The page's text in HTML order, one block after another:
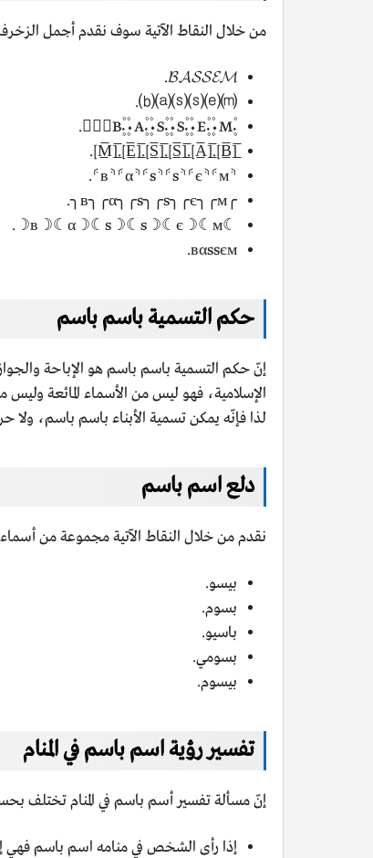
من خلال النقاط الآتية سوف نقدم أجمل
𝓑𝓐𝓢𝓢𝓔𝓜.
⒝⒜⒮⒮⒠⒨.
۰۪۫B۪۫۰۰۪۫A۪۫۰۰۪۫S۪۫۰۰۪۫S۪۫۰۰۪۫E۪۫۰۰۪۫M۪۫۰.
[̲̅B̲̅].[̲̅A̲̅].[̲̅S̲̅].[̲̅S̲̅].[̲̅E̲̅].[̲̅M̲̅].
⸄в⸅⸄α⸅⸄s⸅⸄s⸅⸄є⸅⸄м⸅.
╭в╮╭α╮╭s╮╭s╮╭є╮╭м╮.
☾в☽☾α☽☾s☽☾s☽☾є☽☾м☽.
вαssєм.
حكم التسمية باسم باسم
إنّ حكم التسمية باسم باسم هو الإباحة
الإسلامية، فهو ليس من الأسماء المائعة وليس
لذا فإنّه يمكن تسمية الأبناء باسم باسم، ولا
دلع اسم باسم
نقدم من خلال النقاط الآتية مجموعة من أسماء
بيسو.
بسوم.
باسيو.
بسومي.
بيسوم.
تفسير رؤية اسم باسم في المنام
إنّ مسألة تفسير أسم باسم في المنام تختلف
إذا رأى الشخص في منامه اسم باسم فهي